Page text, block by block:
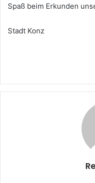
Spaß beim Erkunden
Stadt Konz